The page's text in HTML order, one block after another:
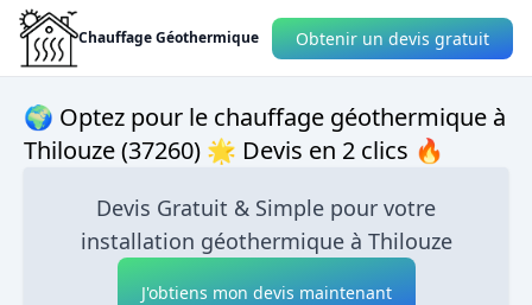
Chauffage Géothermique Obtenir un devis gratuit
🌍 Optez pour le chauffage géothermique à
Thilouze (37260) 🌟 Devis en 2 clics 🔥
Devis Gratuit & Simple pour votre
installation géothermique à Thilouze
J'obtiens mon devis maintenant